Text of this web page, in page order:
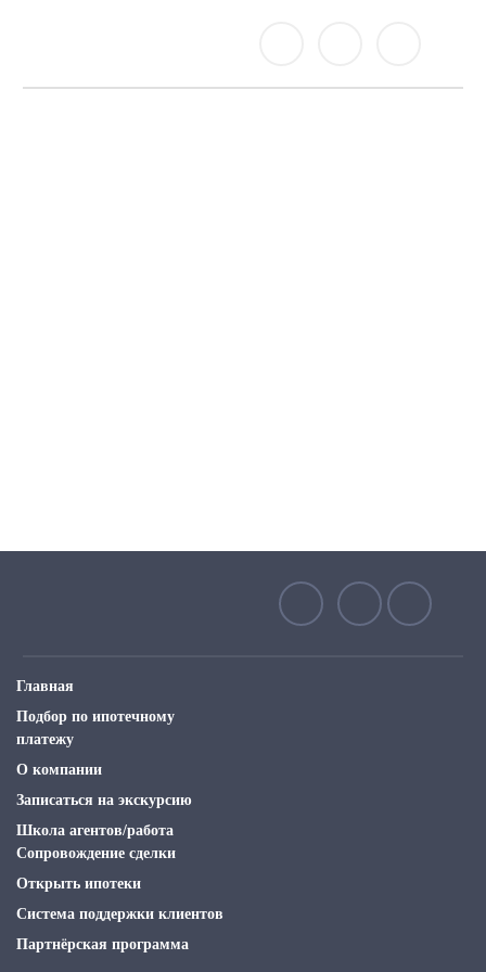
Главная
Подбор по ипотечному
платежу
О компании
Записаться на экскурсию
Школа агентов/работа
Сопровождение сделки
Открыть ипотеки
Система поддержки клиентов
Партнёрская программа